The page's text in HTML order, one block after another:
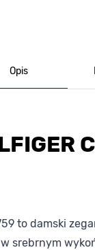
Opis
to damski
srebrnym